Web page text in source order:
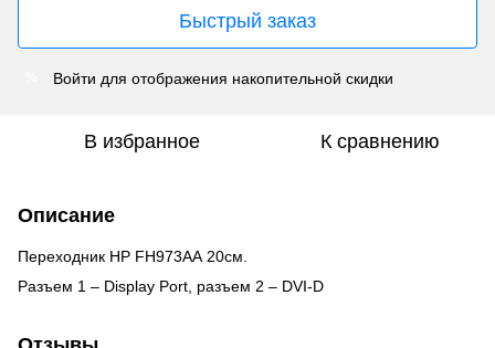
Быстрый заказ
Войти для отображения накопительной скидки
В избранное К сравнению
Описание
Переходник HP FH973AA 20см.
Разъем 1 – Display Port, разъем 2 – DVI-D